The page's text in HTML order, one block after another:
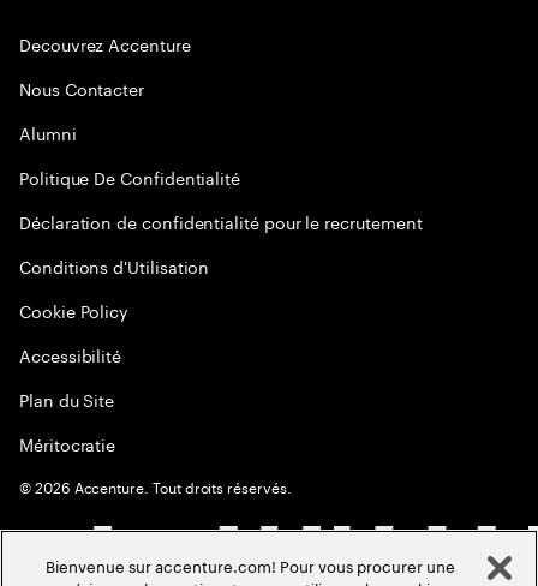
Decouvrez Accenture
Nous Contacter
Alumni
Politique De Confidentialité
Déclaration de confidentialité pour le recrutement
Conditions d'Utilisation
Cookie Policy
Accessibilité
Plan du Site
Méritocratie
©2026 Accenture. Tout droits réservés.
Bienvenue sur accenture.com! Pour vous procurer une